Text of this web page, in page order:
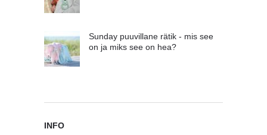
Sunday puuvillane rätik - mis see
on ja miks see on hea?
INFO